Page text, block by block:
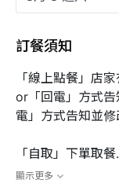
訂餐須知
「線上點餐」店
or「回電」方式
電」方式告知並修
「自取」下單取餐
最「早」取餐時間
顯示更多